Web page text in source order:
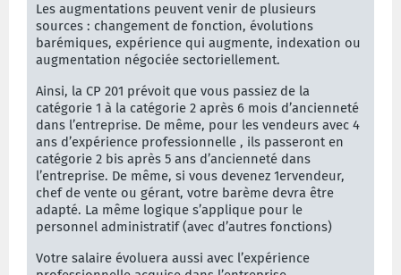
Les augmentations peuvent venir de plusieurs
sources : changement de fonction, évolutions
barémiques, expérience qui augmente, indexation ou
augmentation négociée sectoriellement.
Ainsi, la CP 201 prévoit que vous passiez de la
catégorie 1 à la catégorie 2 après 6 mois d’ancienneté
dans l’entreprise. De même, pour les vendeurs avec 4
ans d’expérience professionnelle , ils passeront en
catégorie 2 bis après 5 ans d’ancienneté dans
l’entreprise. De même, si vous devenez 1ervendeur,
chef de vente ou gérant, votre barème devra être
adapté. La même logique s’applique pour le
personnel administratif (avec d’autres fonctions)
Votre salaire évoluera aussi avec l’expérience